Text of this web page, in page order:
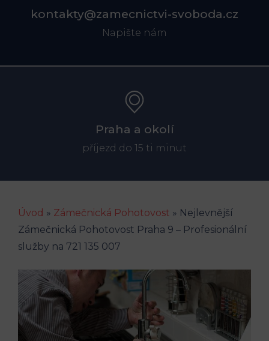
kontakty@zamecnictvi-svoboda.cz
Napište nám
Praha a okolí
příjezd do 15 ti minut
Úvod » Zámečnická Pohotovost » Nejlevnější
Zámečnická Pohotovost Praha 9 – Profesionální
služby na 721 135 007